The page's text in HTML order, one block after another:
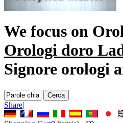
We focus on
Orologi doro
Signore orologi
Share|